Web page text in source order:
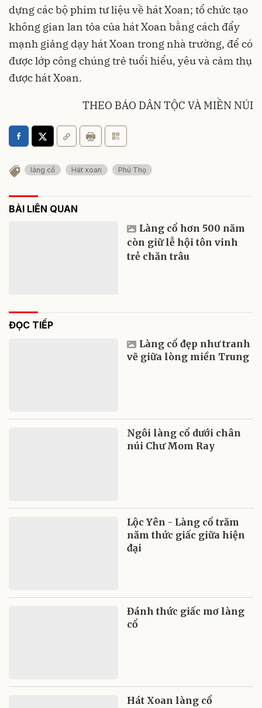
dựng các bộ phim tư liệu về hát Xoan; tổ chức tạo
không gian lan tỏa của hát Xoan bằng cách đẩy
mạnh giảng dạy hát Xoan trong nhà trường, để có
được lớp công chúng trẻ tuổi hiểu, yêu và cảm thụ
được hát Xoan.
THEO BÁO DÂN TỘC VÀ MIỀN NÚI
làng cổ Hát xoan Phú Thọ
BÀI LIÊN QUAN
Làng cổ hơn 500 năm
còn giữ lễ hội tôn vinh
trẻ chăn trâu
ĐỌC TIẾP
Làng cổ đẹp như tranh
vẽ giữa lòng miền Trung
Ngôi làng cổ dưới chân
núi Chư Mom Ray
Lộc Yên - Làng cổ trăm
năm thức giấc giữa hiện
đại
Đánh thức giấc mơ làng
cổ
Hát Xoan làng cổ